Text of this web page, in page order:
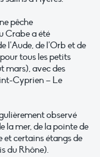
pêche
Crabe a été
l’Aude, de l’Orb et de
tous les petits
mars), avec des
Cyprien – Le
observé
la mer, de la pointe de
et certains étangs de
du Rhône).